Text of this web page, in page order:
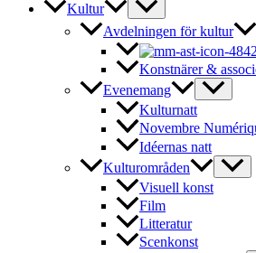
Kultur
Avdelningen för kultur
Konstnärer &
Evenemang
Kulturnatt
Novembre
Idéernas natt
Kulturområden
Visuell konst
Film
Litteratur
Scenkonst